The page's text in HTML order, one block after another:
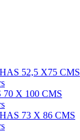
52,5 X75 CMS
X 100 CMS
73 X 86 CMS